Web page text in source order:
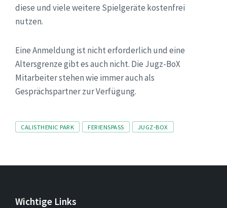
diese und viele weitere Spielgeräte kostenfrei
nutzen.
Eine Anmeldung ist nicht erforderlich und eine
Altersgrenze gibt es auch nicht. Die Jugz-BoX
Mitarbeiter stehen wie immer auch als
Gesprächspartner zur Verfügung.
Tags
CALISTHENIC PARK FERIENSPASS JUGZ-BOX
Wichtige Links